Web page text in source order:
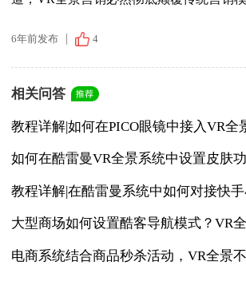
6年前发布 4
相关问答
教程详解|如何在PICO眼镜中接入VR全
如何在酷雷曼VR全景系统中设置皮肤
教程详解|在酷雷曼系统中如何对接快手
大型商场如何设置酷客导航模式？VR
电商系统结合商品秒杀活动，VR全景